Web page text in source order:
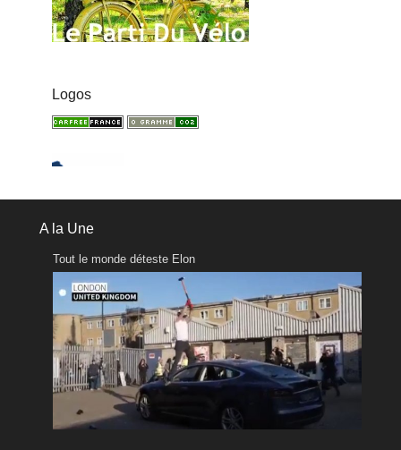
Logos
A la Une
Tout le monde déteste Elon